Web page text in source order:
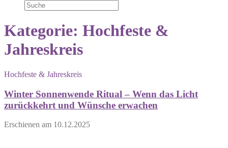
Kategorie: Hochfeste &
Jahreskreis
Hochfeste & Jahreskreis
Winter Sonnenwende Ritual – Wenn das Licht
zurückkehrt und Wünsche erwachen
Erschienen am 10.12.2025